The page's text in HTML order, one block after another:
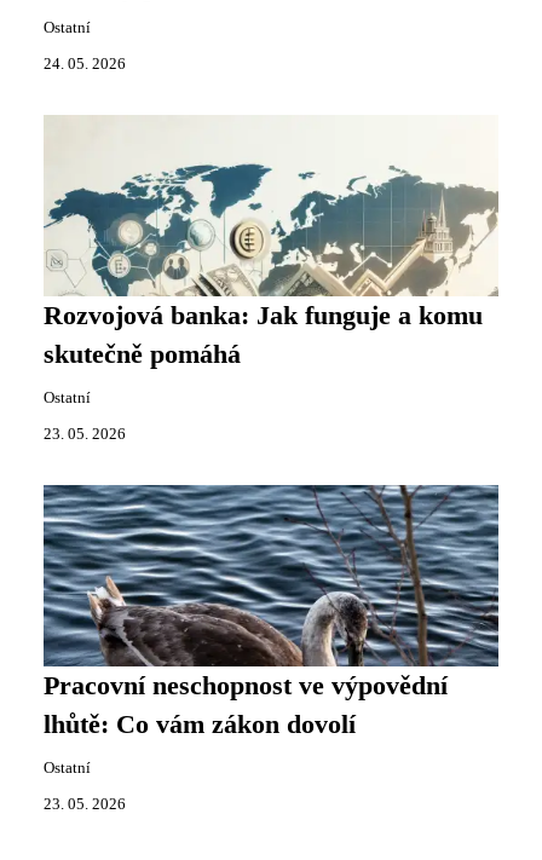
Ostatní
24. 05. 2026
Rozvojová banka: Jak funguje a komu
skutečně pomáhá
Ostatní
23. 05. 2026
Pracovní neschopnost ve výpovědní
lhůtě: Co vám zákon dovolí
Ostatní
23. 05. 2026